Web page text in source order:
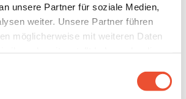
unsere Partner für soziale Medien,
weiter. Unsere Partner führen
möglicherweise mit weiteren Daten
Sie unter
Media Kit
und fertige Sujets für deinen Social
Media Auftritt.